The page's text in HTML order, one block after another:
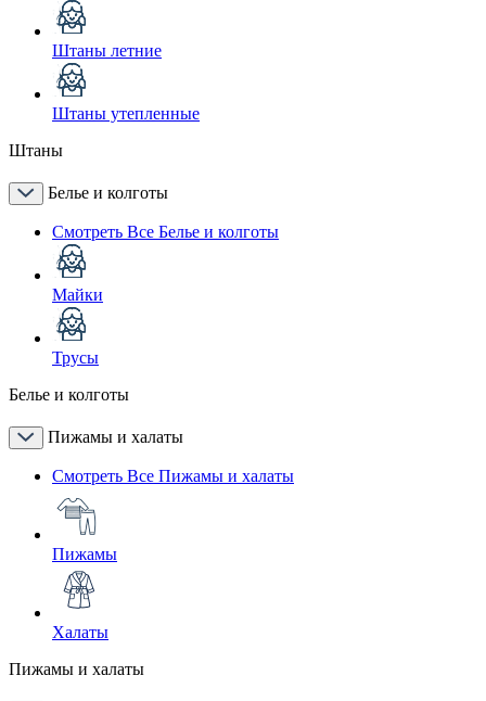
Штаны летние
Штаны утепленные
Штаны
Белье и колготы
Смотреть Все Белье и колготы
Майки
Трусы
Белье и колготы
Пижамы и халаты
Смотреть Все Пижамы и халаты
Пижамы
Халаты
Пижамы и халаты